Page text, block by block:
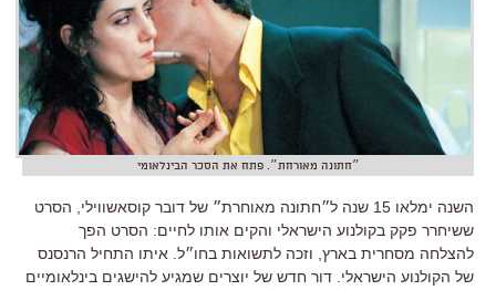
״חתונה מאורחת״. פתח את הסכר הבינלאומי
השנה ימלאו 15 שנה ל״חתונה מאוחרת״ של דובר קוסאשווילי, הסרט
ששיחרר פקק בקולנוע הישראלי והקים אותו לחיים: הסרט הפך
להצלחה מסחרית בארץ, וזכה לתשואות בחו״ל. איתו התחיל הרנסנס
של הקולנוע הישראלי. דור חדש של יוצרים שמגיע להישגים בינלאומיים